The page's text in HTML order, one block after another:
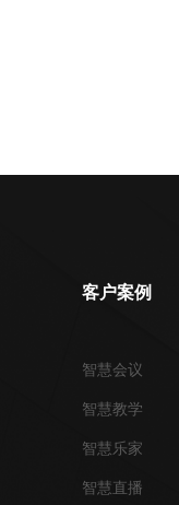
客户案例
智慧会议
智慧教学
智慧乐家
智慧直播